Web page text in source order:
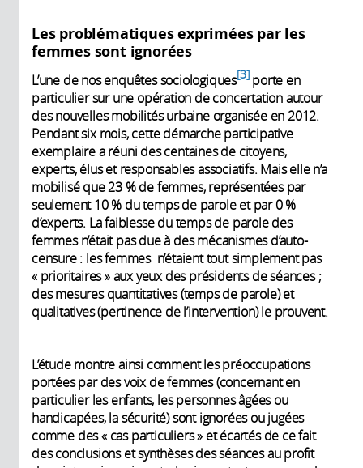
Les problématiques exprimées par les
femmes sont ignorées
L’une de nos enquêtes sociologiques 3 porte en
particulier sur une opération de concertation autour
des nouvelles mobilités urbaine organisée en 2012.
Pendant six mois, cette démarche participative
exemplaire a réuni des centaines de citoyens,
experts, élus et responsables associatifs. Mais elle n’a
mobilisé que 23 % de femmes, représentées par
seulement 10 % du temps de parole et par 0 %
d’experts. La faiblesse du temps de parole des
femmes n’était pas due à des mécanismes d’auto-
censure : les femmes n’étaient tout simplement pas
« prioritaires » aux yeux des présidents de séances ;
des mesures quantitatives (temps de parole) et
qualitatives (pertinence de l’intervention) le prouvent.
L’étude montre ainsi comment les préoccupations
portées par des voix de femmes (concernant en
particulier les enfants, les personnes âgées ou
handicapées, la sécurité) sont ignorées ou jugées
comme des « cas particuliers » et écartés de ce fait
des conclusions et synthèses des séances au profit